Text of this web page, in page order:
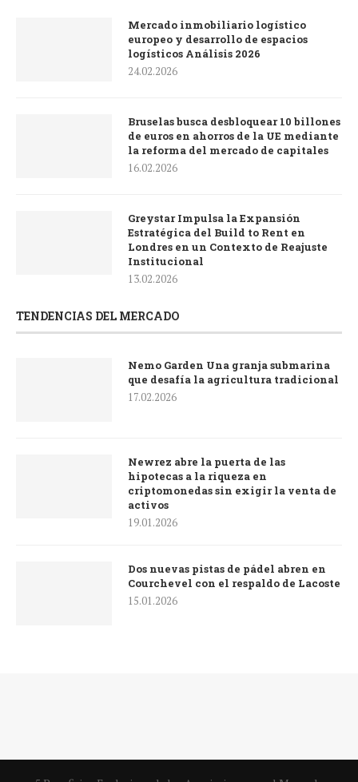
Mercado inmobiliario logístico
europeo y desarrollo de espacios
logísticos Análisis 2026
24.02.2026
Bruselas busca desbloquear 10 billones
de euros en ahorros de la UE mediante
la reforma del mercado de capitales
16.02.2026
Greystar Impulsa la Expansión
Estratégica del Build to Rent en
Londres en un Contexto de Reajuste
Institucional
13.02.2026
TENDENCIAS DEL MERCADO
Nemo Garden Una granja submarina
que desafía la agricultura tradicional
17.02.2026
Newrez abre la puerta de las
hipotecas a la riqueza en
criptomonedas sin exigir la venta de
activos
19.01.2026
Dos nuevas pistas de pádel abren en
Courchevel con el respaldo de Lacoste
15.01.2026